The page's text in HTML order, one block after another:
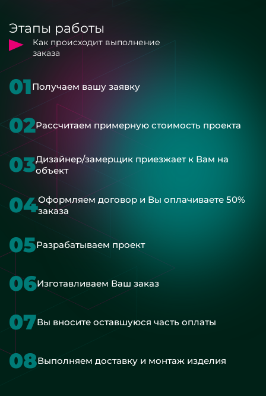
Этапы работы
Как происходит выполнение
заказа
01Получаем вашу заявку
02Рассчитаем примерную стоимость проекта
03Дизайнер/замерщик приезжает к Вам на
объект
04Оформляем договор и Вы оплачиваете 50%
заказа
05Разрабатываем проект
06Изготавливаем Ваш заказ
07Вы вносите оставшуюся часть оплаты
08Выполняем доставку и монтаж изделия